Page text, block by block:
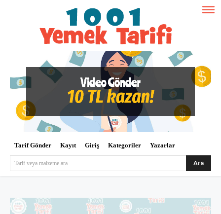
Tarif Gönder Kayıt Giriş Kategoriler Yazarlar
Tarif veya malzeme ara Ara